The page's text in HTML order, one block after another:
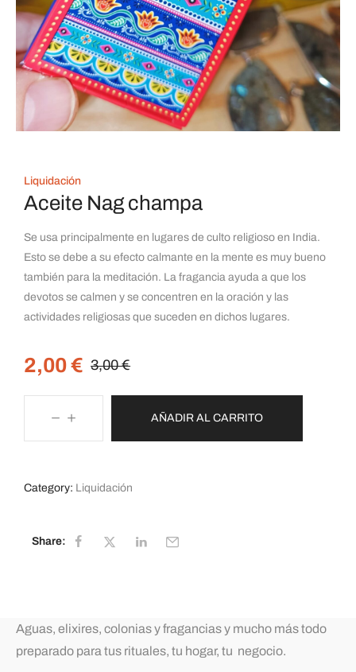
Liquidación
Aceite Nag champa
Se usa principalmente en lugares de culto religioso en India.
Esto se debe a su efecto calmante en la mente es muy bueno
también para la meditación. La fragancia ayuda a que los
devotos se calmen y se concentren en la oración y las
actividades religiosas que suceden en dichos lugares.
3,00€
2,00€
AÑADIR AL CARRITO
Category: Liquidación
Share:
Aguas, elixires, colonias y fragancias y mucho más todo
preparado para tus rituales, tu hogar, tu negocio.